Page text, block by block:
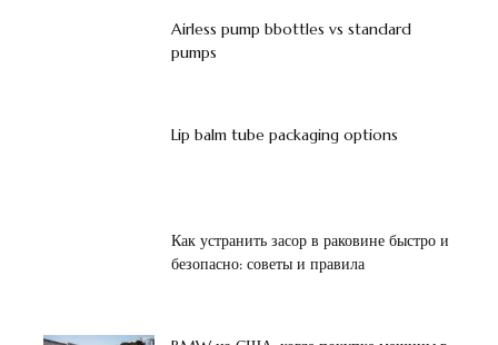
Airless pump bbottles vs standard
pumps
Lip balm tube packaging options
Как устранить засор в раковине быстро и
безопасно: советы и правила